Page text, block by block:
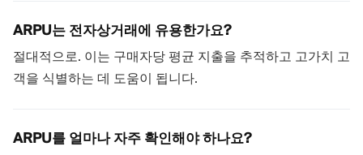
ARPU는 전자상거래에 유용한가요?
절대적으로. 이는 구매자당 평균 지출을 추적하고 고가치 고
객을 식별하는 데 도움이 됩니다.
ARPU를 얼마나 자주 확인해야 하나요?